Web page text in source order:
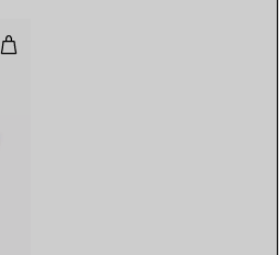
Wire Armreif mit schwarzem